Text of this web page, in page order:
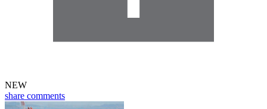
NEW
share comments